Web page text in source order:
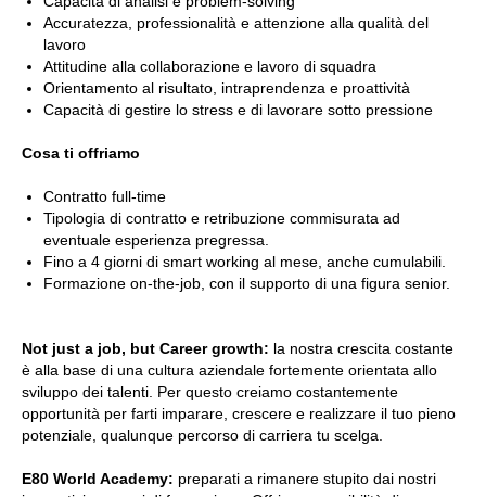
Accuratezza, professionalità e attenzione alla qualità del
lavoro
Attitudine alla collaborazione e lavoro di squadra
Orientamento al risultato, intraprendenza e proattività
Capacità di gestire lo stress e di lavorare sotto pressione
Cosa ti offriamo
Contratto full-time
Tipologia di contratto e retribuzione commisurata ad
eventuale esperienza pregressa.
Fino a 4 giorni di smart working al mese, anche cumulabili.
Formazione on-the-job, con il supporto di una figura senior.
Not just a job, but Career growth: la nostra crescita costante
è alla base di una cultura aziendale fortemente orientata allo
sviluppo dei talenti. Per questo creiamo costantemente
opportunità per farti imparare, crescere e realizzare il tuo pieno
potenziale, qualunque percorso di carriera tu scelga.
E80 World Academy: preparati a rimanere stupito dai nostri